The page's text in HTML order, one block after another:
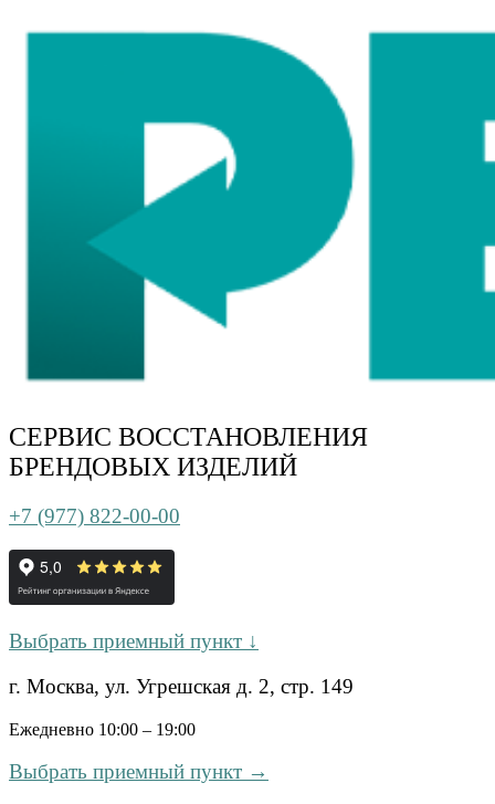
СЕРВИС ВОССТАНОВЛЕНИЯ
БРЕНДОВЫХ ИЗДЕЛИЙ
+7 (977) 822-00-00
Выбрать приемный пункт ↓
г. Москва, ул. Угрешская д. 2, стр. 149
Ежедневно 10:00 – 19:00
Выбрать приемный пункт →